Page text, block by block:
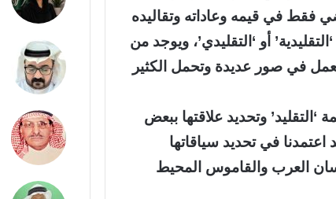
فقط في قيمه وعاداته وتقاليده
أو ‘التقليدي’، ويوجد من
في صور عديدة وتحمل الكثير
وتحديد علاقتها ببعض
في تحديد سياقاتها
العرب والقاموس المحيط